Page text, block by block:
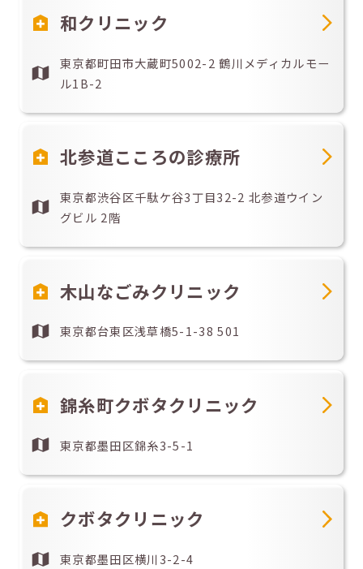
和クリニック
東京都町田市大蔵町5002-2 鶴川メディカルモー
ル1B-2
北参道こころの診療所
東京都渋谷区千駄ケ谷3丁目32-2 北参道ウイン
グビル 2階
木山なごみクリニック
東京都台東区浅草橋5-1-38 501
錦糸町クボタクリニック
東京都墨田区錦糸3-5-1
クボタクリニック
東京都墨田区横川3-2-4